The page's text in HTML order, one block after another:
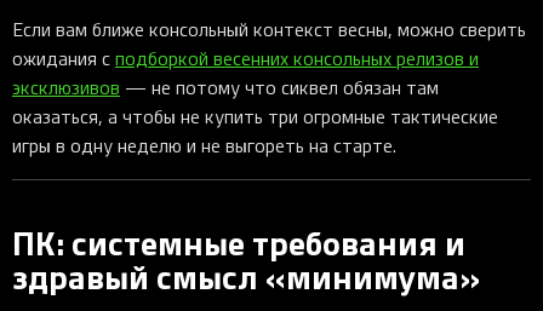
Если вам ближе консольный контекст весны, можно сверить
ожидания сподборкой весенних консольных релизов и
эксклюзивов — не потому что сиквел обязан там
оказаться, а чтобы не купить три огромные тактические
игры в одну неделю и не выгореть на старте.
ПК: системные требования и
здравый смысл «минимума»